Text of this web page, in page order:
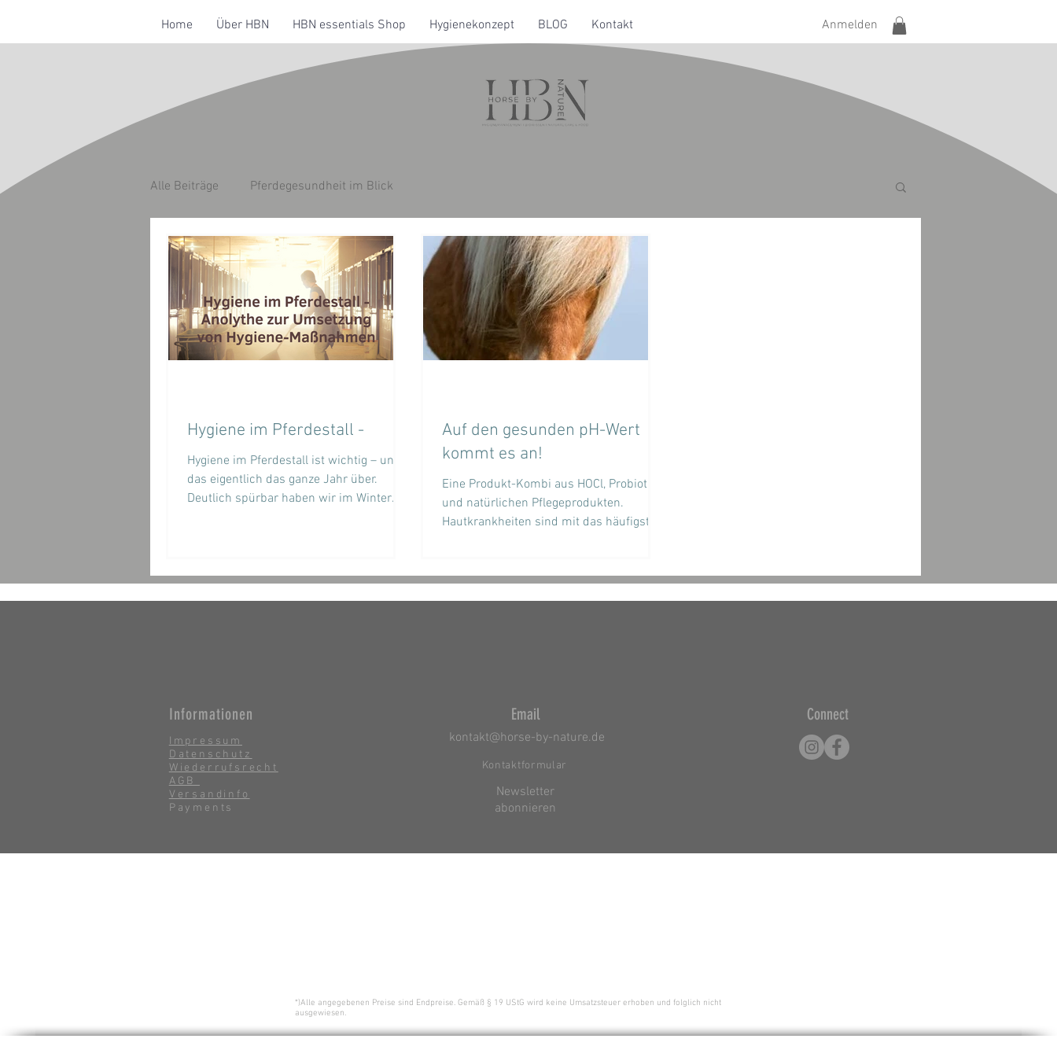
Home Über HBN HBN essentials Shop Hygienekonzept BLOG Kontakt Anmelden
Alle Beiträge Pferdegesundheit im Blick
Hygiene im Pferdestall -
Hygiene im Pferdestall ist wichtig – und
das eigentlich das ganze Jahr über.
Deutlich spürbar haben wir im Winter
Auf den gesunden pH-Wert
kommt es an!
Eine Produkt-Kombi aus HOCl, Probiotika
und natürlichen Pflegeprodukten.
Hautkrankheiten sind mit das häufigste
Informationen
Impressum
Datenschutz
Wiederrufsrecht
AGB
Versandinfo
Payments
Email
kontakt@horse-by-nature.de
Kontaktformular
Newsletter
abonnieren
Connect
*)Alle angegebenen Preise sind Endpreise. Gemäß § 19 UStG wird keine Umsatzsteuer erhoben und folglich nicht
ausgewiesen.